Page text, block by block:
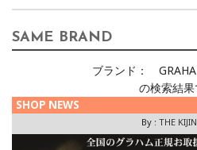
SAME BRAND
ブランド：
の検索結果
SHOP NEWS
By : THE